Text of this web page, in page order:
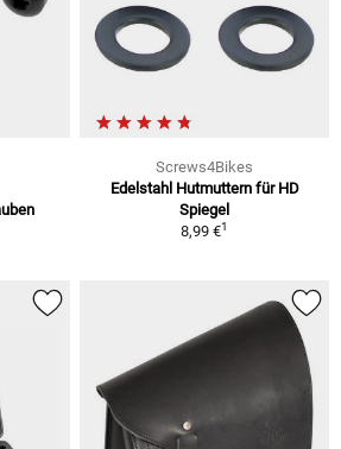
Screws4Bikes
Edelstahl Hutmuttern für HD
Spiegel
8,99 €1